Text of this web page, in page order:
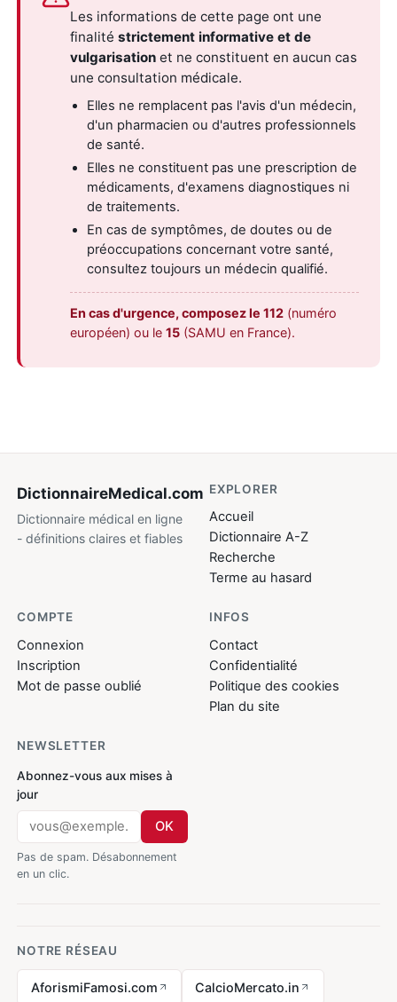
Les informations de cette page ont une
finalitéstrictement informative et de
vulgarisation et ne constituent en aucun cas
une consultation médicale.
Elles ne remplacent pas l'avis d'un médecin,
d'un pharmacien ou d'autres professionnels
de santé.
Elles ne constituent pas une prescription de
médicaments, d'examens diagnostiques ni
de traitements.
En cas de symptômes, de doutes ou de
préoccupations concernant votre santé,
consultez toujours un médecin qualifié.
En cas d'urgence, composez le 112 (numéro
européen) ou le15 (SAMU en France).
DictionnaireMedical.com
Dictionnaire médical en ligne
- définitions claires et fiables
EXPLORER
Accueil
Dictionnaire A-Z
Recherche
Terme au hasard
COMPTE
Connexion
Inscription
Mot de passe oublié
INFOS
Contact
Confidentialité
Politique des cookies
Plan du site
NEWSLETTER
Abonnez-vous aux mises à
jour
OK
Pas de spam. Désabonnement
en un clic.
NOTRE RÉSEAU
AforismiFamosi.com CalcioMercato.in